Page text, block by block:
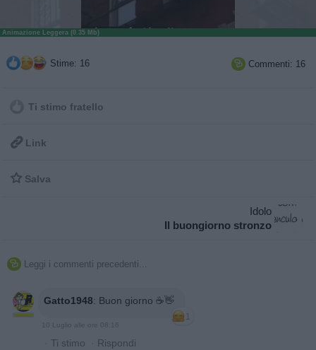
Animazione Leggera (0.35 Mb)
Stime: 16  Commenti: 16
Ti stimo fratello
 Link
 Salva
Idolo
Il buongiorno stronzo
 Leggi i commenti precedenti...
Gatto1948: Buon giorno ☕👋
1
· Ti stimo · Rispondi